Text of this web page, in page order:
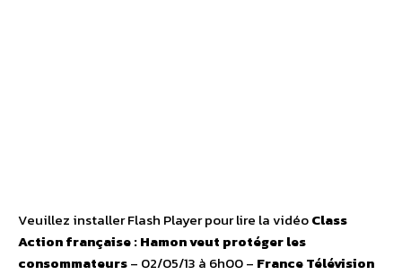
Veuillez installer Flash Player pour lire la vidéoClass
Action française : Hamon veut protéger les
consommateurs– 02/05/13 à 6h00 – France Télévision